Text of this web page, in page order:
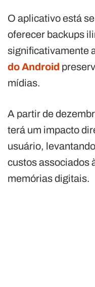
O aplicativo está
oferecer backups
significativamente
do Android
mídias.
A partir de
terá um impacto
usuário,
custos associados
memórias digitais.